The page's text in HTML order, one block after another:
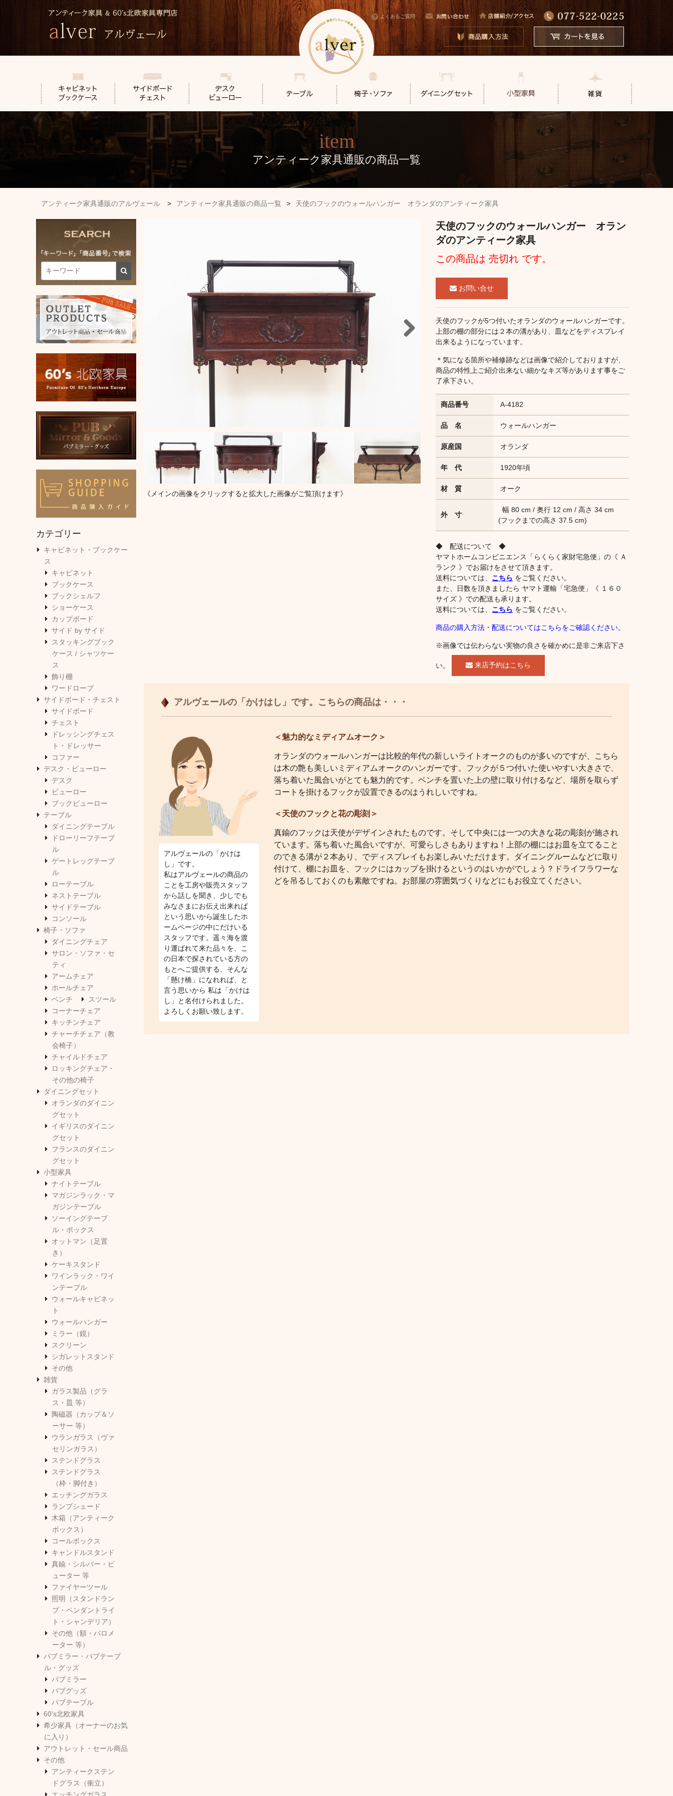
よくあるご質問
item
アンティーク家具通販の商品一覧
アンティーク家具通販のアルヴェール > アンティーク家具通販の商品一覧 > 天使のフックのウォールハンガー オランダのアンティーク家具
Next
《メインの画像をクリックすると拡大した画像がご覧頂けます》
天使のフックのウォールハンガー オラン
ダのアンティーク家具
この商品は 売切れ です。
お問い合せ
天使のフックが5つ付いたオランダのウォールハンガーです。
上部の棚の部分には２本の溝があり、皿などをディスプレイ
出来るようになっています。
＊気になる箇所や補修跡などは画像で紹介しておりますが、
商品の特性上ご紹介出来ない細かなキズ等があります事をご
了承下さい。
商品番号 A-4182
品 名 ウォールハンガー
原産国 オランダ
年 代 1920年頃
材 質 オーク
外 寸
幅 80 cm / 奥行 12 cm / 高さ 34 cm
(フックまでの高さ 37.5 cm)
◆ 配送について ◆
ヤマトホームコンビニエンス「らくらく家財宅急便」の《 Ａ
ランク 》でお届けをさせて頂きます。
送料については、 こちら をご覧ください。
また、日数を頂きましたら ヤマト運輸「宅急便」《 １６０
サイズ 》での配送も承ります。
送料については、 こちら をご覧ください。
商品の購入方法・配送についてはこちらをご確認ください。
※画像では伝わらない実物の良さを確かめに是非ご来店下さ
い。 来店予約はこちら
アルヴェールの「かけはし」です。こちらの商品は・・・
アルヴェールの「かけは
し」です。
私はアルヴェールの商品の
ことを工房や販売スタッフ
から話しを聞き、少しでも
みなさまにお伝え出来れば
という思いから誕生したホ
ームページの中にだけいる
スタッフです。遥々海を渡
り運ばれて来た品々を、こ
の日本で探されている方の
もとへご提供する、そんな
「懸け橋」になれれば、と
言う思いから 私は「かけは
し」と名付けられました。
よろしくお願い致します。
＜魅力的なミディアムオーク＞
オランダのウォールハンガーは比較的年代の新しいライトオークのものが多いのですが、こちら
は木の艶も美しいミディアムオークのハンガーです。フックが５つ付いた使いやすい大きさで、
落ち着いた風合いがとても魅力的です。ベンチを置いた上の壁に取り付けるなど、場所を取らず
コートを掛けるフックが設置できるのはうれしいですね。
＜天使のフックと花の彫刻＞
真鍮のフックは天使がデザインされたものです。そして中央には一つの大きな花の彫刻が施され
ています。落ち着いた風合いですが、可愛らしさもありますね！上部の棚にはお皿を立てること
のできる溝が２本あり、でディスプレイもお楽しみいただけます。ダイニングルームなどに取り
付けて、棚にお皿を、フックにはカップを掛けるというのはいかがでしょう？ドライフラワーな
どを吊るしておくのも素敵ですね。お部屋の雰囲気づくりなどにもお役立てください。
カテゴリー
キャビネット・ブックケー
ス
キャビネット
ブックケース
ブックシェルフ
ショーケース
カップボード
サイド by サイド
スタッキングブック
ケース / シャツケー
ス
飾り棚
ワードローブ
サイドボード・チェスト
サイドボード
チェスト
ドレッシングチェス
ト・ドレッサー
コファー
デスク・ビューロー
デスク
ビューロー
ブックビューロー
テーブル
ダイニングテーブル
ドローリーフテーブ
ル
ゲートレッグテーブ
ル
ローテーブル
ネストテーブル
サイドテーブル
コンソール
椅子・ソファ
ダイニングチェア
サロン・ソファ・セ
ティ
アームチェア
ホールチェア
ベンチ
スツール
コーナーチェア
キッチンチェア
チャーチチェア（教
会椅子）
チャイルドチェア
ロッキングチェア・
その他の椅子
ダイニングセット
オランダのダイニン
グセット
イギリスのダイニン
グセット
フランスのダイニン
グセット
小型家具
ナイトテーブル
マガジンラック・マ
ガジンテーブル
ソーイングテーブ
ル・ボックス
オットマン（足置
き）
ケーキスタンド
ワインラック・ワイ
ンテーブル
ウォールキャビネッ
ト
ウォールハンガー
ミラー（鏡）
スクリーン
シガレットスタンド
その他
雑貨
ガラス製品（グラ
ス・皿 等）
陶磁器（カップ＆ソ
ーサー 等）
ウランガラス（ヴァ
セリンガラス）
ステンドグラス
ステンドグラス
（枠・脚付き）
エッチングガラス
ランプシェード
木箱（アンティーク
ボックス）
コールボックス
キャンドルスタンド
真鍮・シルバー・ピ
ューター 等
ファイヤーツール
照明（スタンドラン
プ・ペンダントライ
ト・シャンデリア）
その他（額・バロメ
ーター 等）
パブミラー・パブテーブ
ル・グッズ
パブミラー
パブグッズ
パブテーブル
60's北欧家具
希少家具（オーナーのお気
に入り）
アウトレット・セール商品
その他
アンティークステン
ドグラス（衝立）